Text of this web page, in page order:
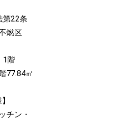
第22条
燃区
1階
77.84㎡
チン・